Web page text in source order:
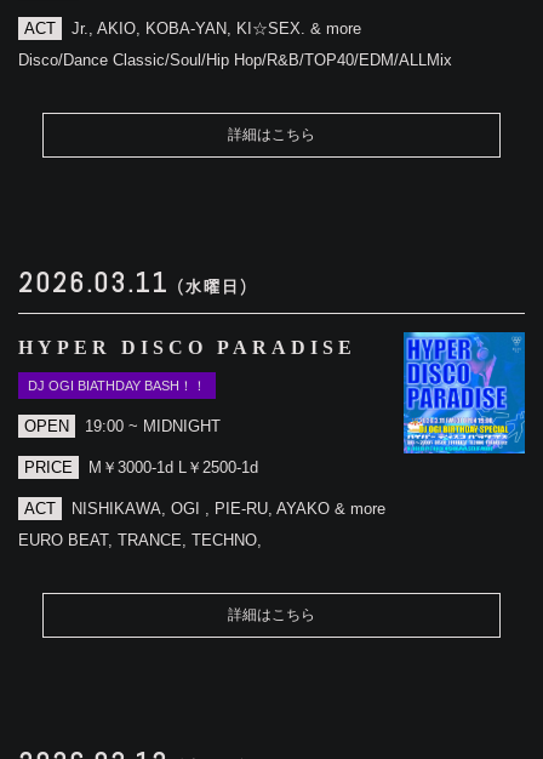
ACT
Jr., AKIO, KOBA-YAN, KI☆SEX. & more
Disco/Dance Classic/Soul/Hip Hop/R&B/TOP40/EDM/ALLMix
詳細はこちら
2026.03.11 (水曜日)
HYPER DISCO PARADISE
DJ OGI BIATHDAY BASH！！
OPEN 19:00 ~ MIDNIGHT
PRICE M￥3000-1d L￥2500-1d
ACT
NISHIKAWA, OGI , PIE-RU, AYAKO & more
EURO BEAT, TRANCE, TECHNO,
詳細はこちら